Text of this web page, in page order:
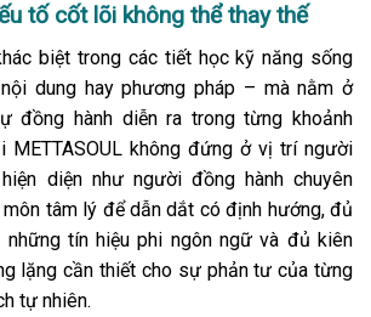
tố cốt lõi không thể thay thế
biệt trong các tiết học kỹ năng sống
dung hay phương pháp – mà nằm ở
đồng hành diễn ra trong từng khoảnh
METTASOUL không đứng ở vị trí người
diện như người đồng hành chuyên
tâm lý để dẫn dắt có định hướng, đủ
những tín hiệu phi ngôn ngữ và đủ kiên
lặng cần thiết cho sự phản tư của từng
tự nhiên.